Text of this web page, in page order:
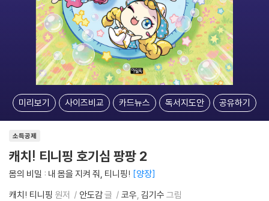
미리보기 사이즈비교 카드뉴스 독서지도안 공유하기
소득공제
캐치! 티니핑 호기심 팡팡 2
몸의 비밀 : 내 몸을 지켜 줘, 티니핑!
양장
캐치! 티니핑 원저 안도감글 코우 김기수 그림